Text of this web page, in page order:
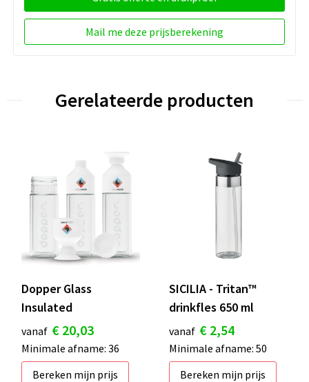
Mail me deze prijsberekening
Gerelateerde producten
Dopper Glass
Insulated
vanaf € 20,03
Minimale afname: 36
Bereken mijn prijs
SICILIA - Tritan™
drinkfles 650 ml
vanaf € 2,54
Minimale afname: 50
Bereken mijn prijs